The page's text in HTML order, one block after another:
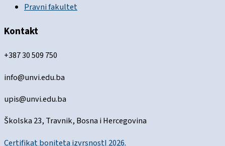
Pravni fakultet
Kontakt
+387 30 509 750
info@unvi.edu.ba
upis@unvi.edu.ba
Školska 23, Travnik, Bosna i Hercegovina
Certifikat boniteta izvrsnostI 2026.